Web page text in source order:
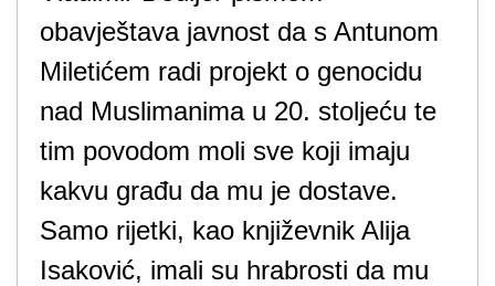
obavještava javnost da s Antunom
Miletićem radi projekt o genocidu
nad Muslimanima u 20. stoljeću te
tim povodom moli sve koji imaju
kakvu građu da mu je dostave.
Samo rijetki, kao književnik Alija
Isaković, imali su hrabrosti da mu